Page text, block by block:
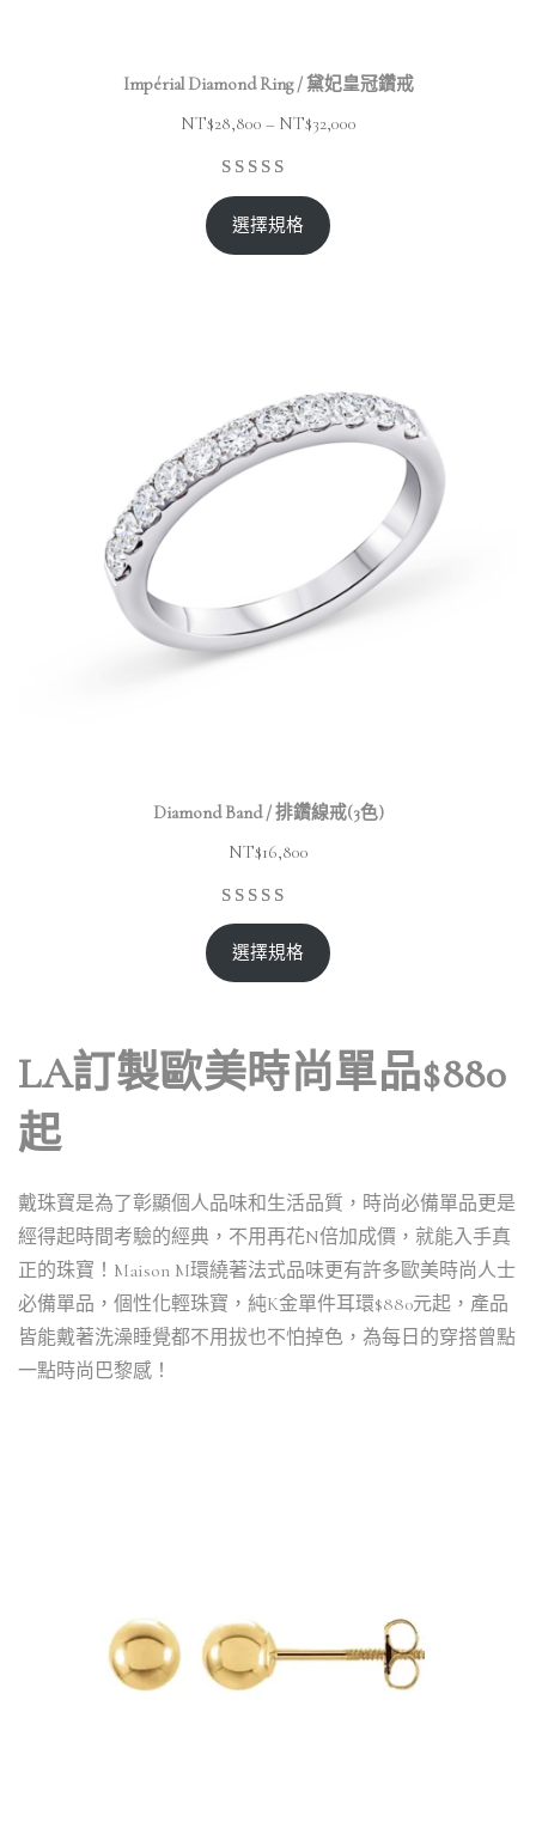
Impérial Diamond Ring / 黛妃皇冠鑽戒
NT$28,800 – NT$32,000
選擇規格
Diamond Band / 排鑽線戒(3色)
NT$16,800
選擇規格
LA訂製歐美時尚單品$880
起
戴珠寶是為了彰顯個人品味和生活品質，時尚必備單品更是
經得起時間考驗的經典，不用再花N倍加成價，就能入手真
正的珠寶！Maison M環繞著法式品味更有許多歐美時尚人士
必備單品，個性化輕珠寶，純K金單件耳環$880元起，產品
皆能戴著洗澡睡覺都不用拔也不怕掉色，為每日的穿搭曾點
一點時尚巴黎感！